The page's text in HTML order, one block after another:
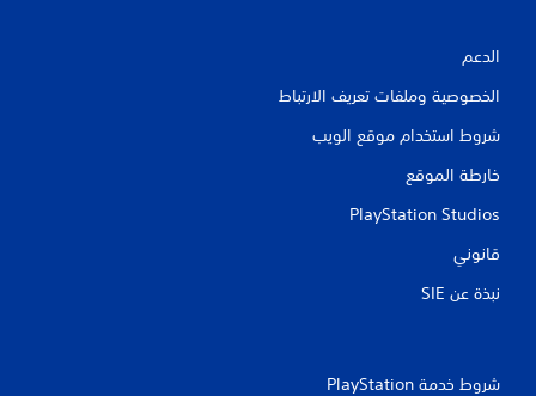
الدعم
الخصوصية وملفات تعريف الارتباط
شروط استخدام موقع الويب
خارطة الموقع
PlayStation Studios
قانوني
نبذة عن SIE‏
شروط خدمة PlayStation‏